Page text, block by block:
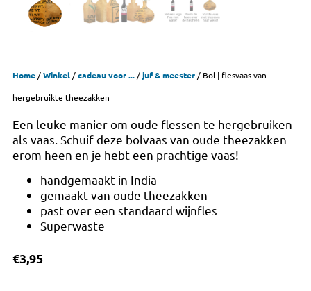
Home/Winkel/cadeau voor .../juf & meester/ Bol | flesvaas van
hergebruikte theezakken
Een leuke manier om oude flessen te hergebruiken
als vaas. Schuif deze bolvaas van oude theezakken
erom heen en je hebt een prachtige vaas!
handgemaakt in India
gemaakt van oude theezakken
past over een standaard wijnfles
Superwaste
€3,95